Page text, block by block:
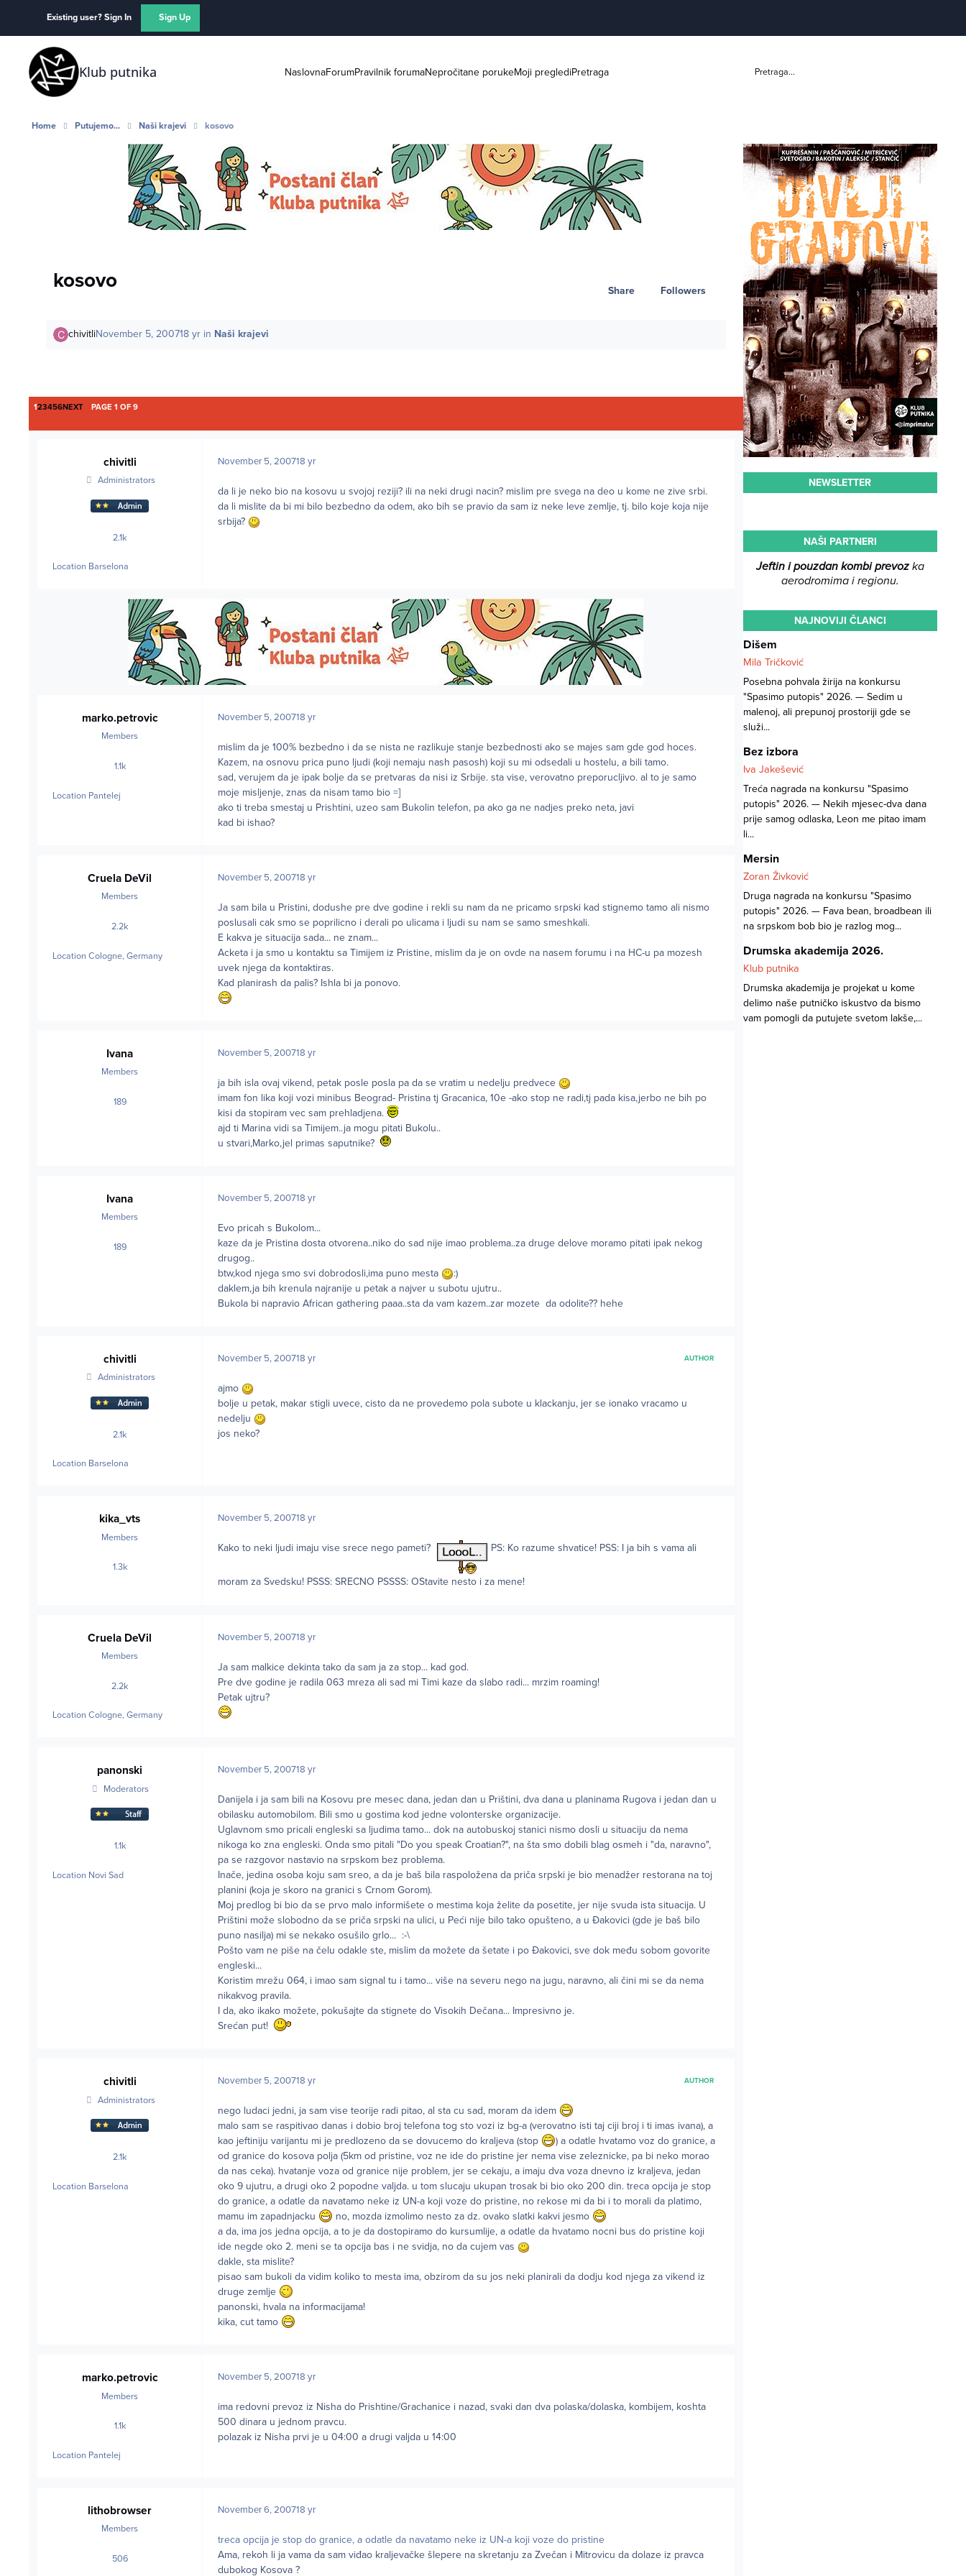
Existing user? Sign In Sign Up
Klub putnika NaslovnaForumPravilnik forumaNepročitane porukeMoji preglediPretraga Pretraga...
Home Putujemo... Naši krajevi kosovo
kosovo Share Followers
chivitliNovember 5, 200718 yrin Naši krajevi
123456NEXTLAST PAGE
PAGE 1 OF 9
chivitli
Administrators
2.1kposts
Location Barselona
November 5, 200718 yr
da li je neko bio na kosovu u svojoj reziji? ili na neki drugi nacin? mislim pre svega na deo u kome ne zive srbi.
da li mislite da bi mi bilo bezbedno da odem, ako bih se pravio da sam iz neke leve zemlje, tj. bilo koje koja nije
srbija?
marko.petrovic
Members
1.1kposts
Location Pantelej
November 5, 200718 yr
mislim da je 100% bezbedno i da se nista ne razlikuje stanje bezbednosti ako se majes sam gde god hoces.
Kazem, na osnovu prica puno ljudi (koji nemaju nash pasosh) koji su mi odsedali u hostelu, a bili tamo.
sad, verujem da je ipak bolje da se pretvaras da nisi iz Srbije. sta vise, verovatno preporucljivo. al to je samo
moje misljenje, znas da nisam tamo bio =]
ako ti treba smestaj u Prishtini, uzeo sam Bukolin telefon, pa ako ga ne nadjes preko neta, javi
kad bi ishao?
Cruela DeVil
Members
2.2kposts
Location Cologne, Germany
November 5, 200718 yr
Ja sam bila u Pristini, dodushe pre dve godine i rekli su nam da ne pricamo srpski kad stignemo tamo ali nismo
poslusali cak smo se poprilicno i derali po ulicama i ljudi su nam se samo smeshkali.
E kakva je situacija sada... ne znam...
Acketa i ja smo u kontaktu sa Timijem iz Pristine, mislim da je on ovde na nasem forumu i na HC-u pa mozesh
uvek njega da kontaktiras.
Kad planirash da palis? Ishla bi ja ponovo.
Ivana
Members
189posts
November 5, 200718 yr
ja bih isla ovaj vikend, petak posle posla pa da se vratim u nedelju predvece
imam fon lika koji vozi minibus Beograd- Pristina tj Gracanica, 10e -ako stop ne radi,tj pada kisa,jerbo ne bih po
kisi da stopiram vec sam prehladjena.
ajd ti Marina vidi sa Timijem..ja mogu pitati Bukolu..
u stvari,Marko,jel primas saputnike?
Ivana
Members
189posts
November 5, 200718 yr
Evo pricah s Bukolom...
kaze da je Pristina dosta otvorena..niko do sad nije imao problema..za druge delove moramo pitati ipak nekog
drugog..
btw,kod njega smo svi dobrodosli,ima puno mesta
:)
daklem,ja bih krenula najranije u petak a najver u subotu ujutru..
Bukola bi napravio African gathering paaa..sta da vam kazem..zar mozete da odolite?? hehe
chivitli
Administrators
2.1kposts
Location Barselona
November 5, 200718 yr AUTHOR
ajmo
bolje u petak, makar stigli uvece, cisto da ne provedemo pola subote u klackanju, jer se ionako vracamo u
nedelju
jos neko?
kika_vts
Members
1.3kposts
November 5, 200718 yr
Kako to neki ljudi imaju vise srece nego pameti? PS: Ko razume shvatice! PSS: I ja bih s vama ali
moram za Svedsku! PSSS: SRECNO PSSSS: OStavite nesto i za mene!
Cruela DeVil
Members
2.2kposts
Location Cologne, Germany
November 5, 200718 yr
Ja sam malkice dekinta tako da sam ja za stop... kad god.
Pre dve godine je radila 063 mreza ali sad mi Timi kaze da slabo radi... mrzim roaming!
Petak ujtru?
panonski
Moderators
1.1kposts
Location Novi Sad
November 5, 200718 yr
Danijela i ja sam bili na Kosovu pre mesec dana, jedan dan u Prištini, dva dana u planinama Rugova i jedan dan u
obilasku automobilom. Bili smo u gostima kod jedne volonterske organizacije.
Uglavnom smo pricali engleski sa ljudima tamo... dok na autobuskoj stanici nismo dosli u situaciju da nema
nikoga ko zna engleski. Onda smo pitali "Do you speak Croatian?", na šta smo dobili blag osmeh i "da, naravno",
pa se razgovor nastavio na srpskom bez problema.
Inače, jedina osoba koju sam sreo, a da je baš bila raspoložena da priča srpski je bio menadžer restorana na toj
planini (koja je skoro na granici s Crnom Gorom).
Moj predlog bi bio da se prvo malo informišete o mestima koja želite da posetite, jer nije svuda ista situacija. U
Prištini može slobodno da se priča srpski na ulici, u Peći nije bilo tako opušteno, a u Đakovici (gde je baš bilo
puno nasilja) mi se nekako osušilo grlo... :-\
Pošto vam ne piše na čelu odakle ste, mislim da možete da šetate i po Đakovici, sve dok među sobom govorite
engleski...
Koristim mrežu 064, i imao sam signal tu i tamo... više na severu nego na jugu, naravno, ali čini mi se da nema
nikakvog pravila.
I da, ako ikako možete, pokušajte da stignete do Visokih Dečana... Impresivno je.
Srećan put!
chivitli
Administrators
2.1kposts
Location Barselona
November 5, 200718 yr AUTHOR
nego ludaci jedni, ja sam vise teorije radi pitao, al sta cu sad, moram da idem
malo sam se raspitivao danas i dobio broj telefona tog sto vozi iz bg-a (verovatno isti taj ciji broj i ti imas ivana), a
kao jeftiniju varijantu mi je predlozeno da se dovucemo do kraljeva (stop
) a odatle hvatamo voz do granice, a
od granice do kosova polja (5km od pristine, voz ne ide do pristine jer nema vise zeleznicke, pa bi neko morao
da nas ceka). hvatanje voza od granice nije problem, jer se cekaju, a imaju dva voza dnevno iz kraljeva, jedan
oko 9 ujutru, a drugi oko 2 popodne valjda. u tom slucaju ukupan trosak bi bio oko 200 din. treca opcija je stop
do granice, a odatle da navatamo neke iz UN-a koji voze do pristine, no rekose mi da bi i to morali da platimo,
mamu im zapadnjacku
no, mozda izmolimo nesto za dz. ovako slatki kakvi jesmo
a da, ima jos jedna opcija, a to je da dostopiramo do kursumlije, a odatle da hvatamo nocni bus do pristine koji
ide negde oko 2. meni se ta opcija bas i ne svidja, no da cujem vas
dakle, sta mislite?
pisao sam bukoli da vidim koliko to mesta ima, obzirom da su jos neki planirali da dodju kod njega za vikend iz
druge zemlje
panonski, hvala na informacijama!
kika, cut tamo
marko.petrovic
Members
1.1kposts
Location Pantelej
November 5, 200718 yr
ima redovni prevoz iz Nisha do Prishtine/Grachanice i nazad, svaki dan dva polaska/dolaska, kombijem, koshta
500 dinara u jednom pravcu.
polazak iz Nisha prvi je u 04:00 a drugi valjda u 14:00
lithobrowser
Members
506
posts
November 6, 200718 yr
treca opcija je stop do granice, a odatle da navatamo neke iz UN-a koji voze do pristine
Ama, rekoh li ja vama da sam viđao kraljevačke šlepere na skretanju za Zvečan i Mitrovicu da dolaze iz pravca
dubokog Kosova ?
NEWSLETTER
NAŠI PARTNERI
Jeftin i pouzdan kombi prevozka
aerodromima i regionu.
NAJNOVIJI ČLANCI
Dišem
Mila Tričković
Posebna pohvala žirija na konkursu
"Spasimo putopis" 2026. — Sedim u
malenoj, ali prepunoj prostoriji gde se
služi...
Bez izbora
Iva Jakešević
Treća nagrada na konkursu "Spasimo
putopis" 2026. — Nekih mjesec-dva dana
prije samog odlaska, Leon me pitao imam
li...
Mersin
Zoran Živković
Druga nagrada na konkursu "Spasimo
putopis" 2026. — Fava bean, broadbean ili
na srpskom bob bio je razlog mog...
Drumska akademija 2026.
Klub putnika
Drumska akademija je projekat u kome
delimo naše putničko iskustvo da bismo
vam pomogli da putujete svetom lakše,...